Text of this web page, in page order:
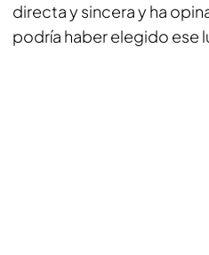
directa y sincera y ha
podría haber elegido ese